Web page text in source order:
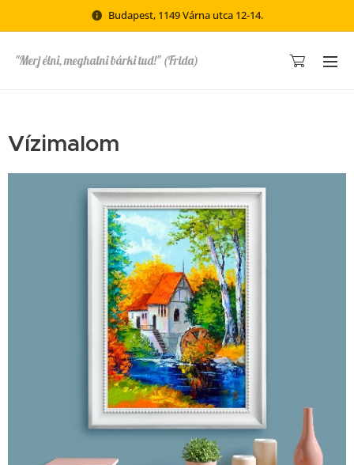
Budapest, 1149 Várna utca 12-14.
"Merj élni, meghalni bárki tud!" (Frida)
Vízimalom